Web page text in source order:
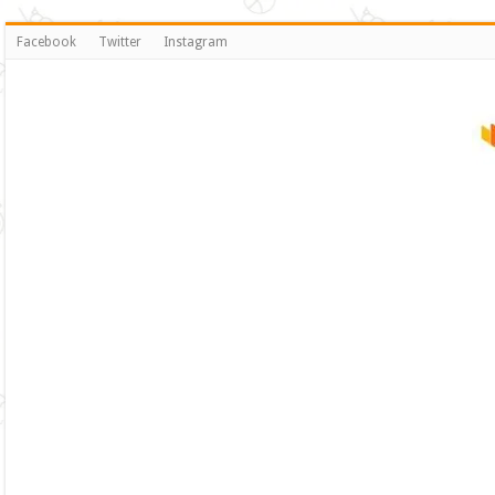
Facebook Twitter Instagram